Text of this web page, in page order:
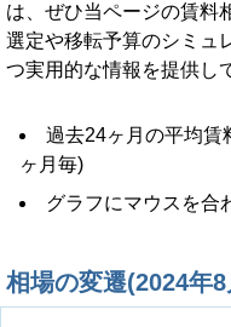
は、ぜひ当ページの賃料
選定や移転予算のシミュ
つ実用的な情報を提供し
過去24ヶ月の平均賃
ヶ月毎)
グラフにマウスを合
相場の変遷(2024年